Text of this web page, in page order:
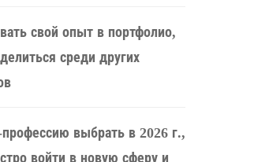
свой опыт в портфолио,
среди других
выбрать в 2026 г.,
войти в новую сферу и